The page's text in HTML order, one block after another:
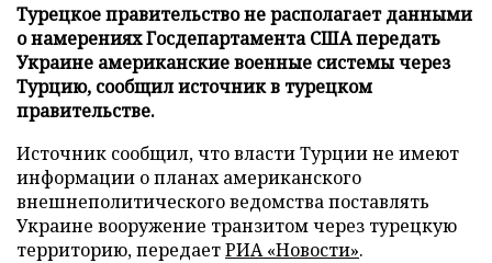
Турецкое правительство не располагает данными
о намерениях Госдепартамента США передать
Украине американские военные системы через
Турцию, сообщил источник в турецком
правительстве.
Источник сообщил, что власти Турции не имеют
информации о планах американского
внешнеполитического ведомства поставлять
Украине вооружение транзитом через турецкую
территорию, передаетРИА «Новости».